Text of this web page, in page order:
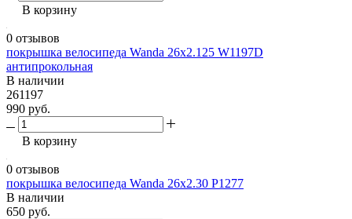
В корзину
0 отзывов
покрышка велосипеда Wanda 26х2.125 W1197D
антипрокольная
В наличии
261197
990 руб.
В корзину
0 отзывов
покрышка велосипеда Wanda 26х2.30 P1277
В наличии
650 руб.